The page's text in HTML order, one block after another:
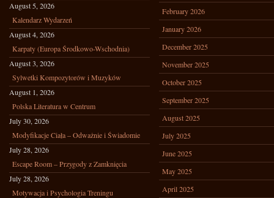
August 5, 2026
Kalendarz Wydarzeń
August 4, 2026
Karpaty (Europa Środkowo-Wschodnia)
August 3, 2026
Sylwetki Kompozytorów i Muzyków
August 1, 2026
Polska Literatura w Centrum
July 30, 2026
Modyfikacje Ciała – Odważnie i Świadomie
July 28, 2026
Escape Room – Przygody z Zamknięcia
July 28, 2026
Motywacja i Psychologia Treningu
February 2026
January 2026
December 2025
November 2025
October 2025
September 2025
August 2025
July 2025
June 2025
May 2025
April 2025